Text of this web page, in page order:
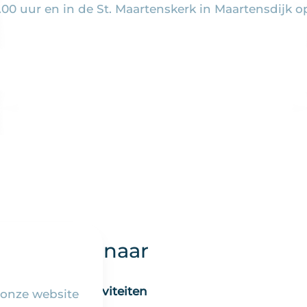
website
uur en in de St. Maartenskerk in Maartensdijk
Snel naar
Activiteiten